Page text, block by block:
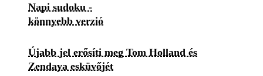
Napi sudoku -
könnyebb verzió
Újabb jel erősíti meg Tom Holland és
Zendaya esküvőjét